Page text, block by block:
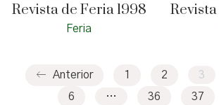
Revista de Feria 1998
Feria
Anterior 1 2 3
6
… 36 37